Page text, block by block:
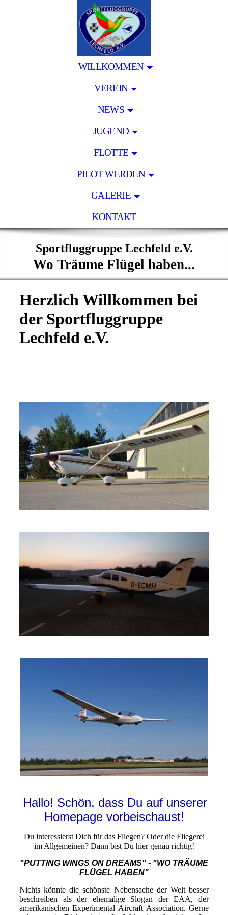
WILLKOMMEN
VEREIN
NEWS
JUGEND
FLOTTE
PILOT WERDEN
GALERIE
KONTAKT
Sportfluggruppe Lechfeld e.V.
Wo Träume Flügel haben...
Herzlich Willkommen bei
der Sportfluggruppe
Lechfeld e.V.
Hallo! Schön, dass Du auf unserer
Homepage vorbeischaust!
Du interessierst Dich für das Fliegen? Oder die Fliegerei
im Allgemeinen? Dann bist Du hier genau richtig!
"PUTTING WINGS ON DREAMS" - "WO TRÄUME
FLÜGEL HABEN"
Nichts könnte die schönste Nebensache der Welt besser
beschreiben als der ehemalige Slogan der EAA, der
amerikanischen Experimental Aircraft Association. Gerne